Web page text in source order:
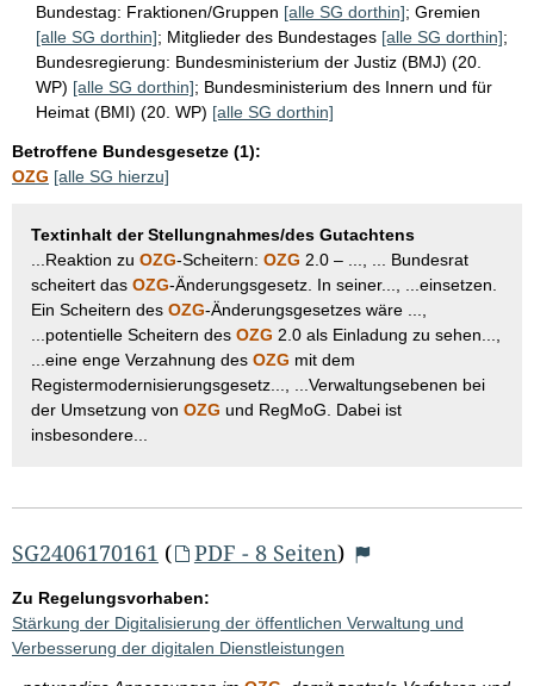
Bundestag: Fraktionen/Gruppen [alle SG dorthin]; Gremien
[alle SG dorthin]; Mitglieder des Bundestages [alle SG dorthin];
Bundesregierung: Bundesministerium der Justiz (BMJ) (20.
WP) [alle SG dorthin]; Bundesministerium des Innern und für
Heimat (BMI) (20. WP) [alle SG dorthin]
Betroffene Bundesgesetze (1):
OZG [alle SG hierzu]
Textinhalt der Stellungnahmes/des Gutachtens
...Reaktion zu OZG-Scheitern: OZG 2.0 – ..., ... Bundesrat
scheitert das OZG-Änderungsgesetz. In seiner..., ...einsetzen.
Ein Scheitern des OZG-Änderungsgesetzes wäre ...,
...potentielle Scheitern des OZG 2.0 als Einladung zu sehen...,
...eine enge Verzahnung des OZG mit dem
Registermodernisierungsgesetz..., ...Verwaltungsebenen bei
der Umsetzung von OZG und RegMoG. Dabei ist
insbesondere...
SG2406170161 ( PDF - 8 Seiten)
Zu Regelungsvorhaben:
Stärkung der Digitalisierung der öffentlichen Verwaltung und
Verbesserung der digitalen Dienstleistungen